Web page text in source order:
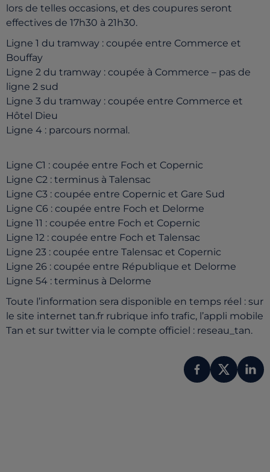
lors de telles occasions, et des coupures seront
effectives de 17h30 à 21h30.
Ligne 1 du tramway : coupée entre Commerce et
Bouffay
Ligne 2 du tramway : coupée à Commerce – pas de
ligne 2 sud
Ligne 3 du tramway : coupée entre Commerce et
Hôtel Dieu
Ligne 4 : parcours normal.
Ligne C1 : coupée entre Foch et Copernic
Ligne C2 : terminus à Talensac
Ligne C3 : coupée entre Copernic et Gare Sud
Ligne C6 : coupée entre Foch et Delorme
Ligne 11 : coupée entre Foch et Copernic
Ligne 12 : coupée entre Foch et Talensac
Ligne 23 : coupée entre Talensac et Copernic
Ligne 26 : coupée entre République et Delorme
Ligne 54 : terminus à Delorme
Toute l’information sera disponible en temps réel : sur
le site internet tan.fr rubrique info trafic, l’appli mobile
Tan et sur twitter via le compte officiel : reseau_tan.